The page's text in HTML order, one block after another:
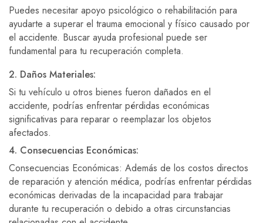
Puedes necesitar apoyo psicológico o rehabilitación para
ayudarte a superar el trauma emocional y físico causado por
el accidente. Buscar ayuda profesional puede ser
fundamental para tu recuperación completa.
2. Daños Materiales:
Si tu vehículo u otros bienes fueron dañados en el
accidente, podrías enfrentar pérdidas económicas
significativas para reparar o reemplazar los objetos
afectados.
4. Consecuencias Económicas:
Consecuencias Económicas: Además de los costos directos
de reparación y atención médica, podrías enfrentar pérdidas
económicas derivadas de la incapacidad para trabajar
durante tu recuperación o debido a otras circunstancias